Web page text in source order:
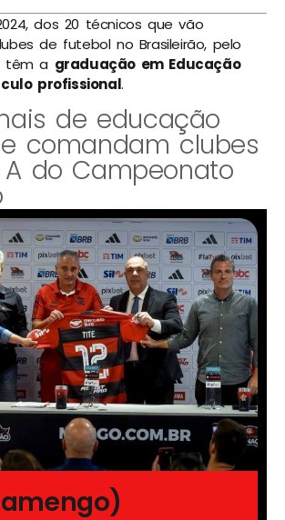
dos 20 técnicos que vão
de futebol no Brasileirão, pelo
têm a graduação em Educação
profissional.
de educação
comandam clubes
do Campeonato